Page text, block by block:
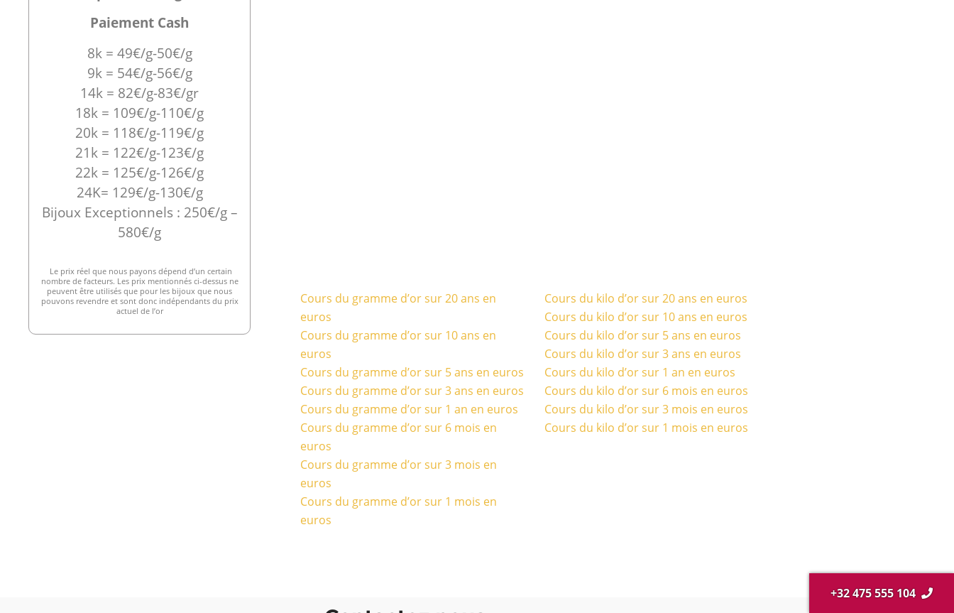
Paiement Cash
8k = 49€/g-50€/g
9k = 54€/g-56€/g
14k = 82€/g-83€/gr
18k = 109€/g-110€/g
20k = 118€/g-119€/g
21k = 122€/g-123€/g
22k = 125€/g-126€/g
24K= 129€/g-130€/g
Bijoux Exceptionnels : 250€/g –
580€/g
Le prix réel que nous payons dépend d’un certain
nombre de facteurs. Les prix mentionnés ci-dessus ne
peuvent être utilisés que pour les bijoux que nous
pouvons revendre et sont donc indépendants du prix
actuel de l’or
Cours du gramme d’or sur 20 ans en
euros
Cours du gramme d’or sur 10 ans en
euros
Cours du gramme d’or sur 5 ans en euros
Cours du gramme d’or sur 3 ans en euros
Cours du gramme d’or sur 1 an en euros
Cours du gramme d’or sur 6 mois en
euros
Cours du gramme d’or sur 3 mois en
euros
Cours du gramme d’or sur 1 mois en
euros
Cours du kilo d’or sur 20 ans en euros
Cours du kilo d’or sur 10 ans en euros
Cours du kilo d’or sur 5 ans en euros
Cours du kilo d’or sur 3 ans en euros
Cours du kilo d’or sur 1 an en euros
Cours du kilo d’or sur 6 mois en euros
Cours du kilo d’or sur 3 mois en euros
Cours du kilo d’or sur 1 mois en euros
+32 475 555 104